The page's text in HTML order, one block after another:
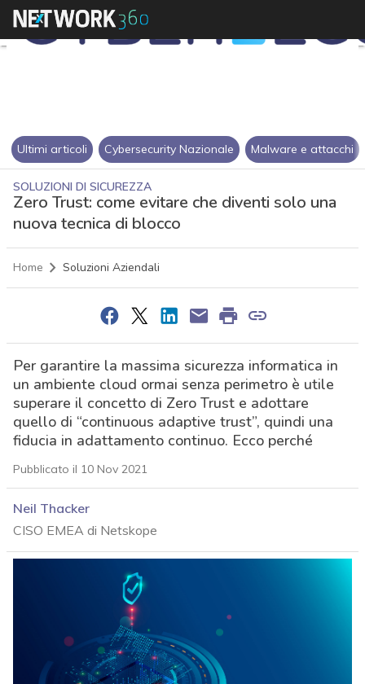
Ultimi articoli Cybersecurity Nazionale Malware e attacchi
SOLUZIONI DI SICUREZZA
Zero Trust: come evitare che diventi solo una
nuova tecnica di blocco
Home Soluzioni Aziendali
Per garantire la massima sicurezza informatica in
un ambiente cloud ormai senza perimetro è utile
superare il concetto di Zero Trust e adottare
quello di “continuous adaptive trust”, quindi una
fiducia in adattamento continuo. Ecco perché
Pubblicato il 10 Nov 2021
Neil Thacker
CISO EMEA di Netskope